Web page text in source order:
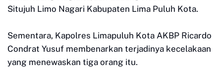
Situjuh Limo Nagari Kabupaten Lima Puluh Kota.
Sementara, Kapolres Limapuluh Kota AKBP Ricardo
Condrat Yusuf membenarkan terjadinya kecelakaan
yang menewaskan tiga orang itu.